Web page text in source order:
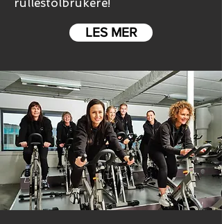
rullestolbrukere!
LES MER